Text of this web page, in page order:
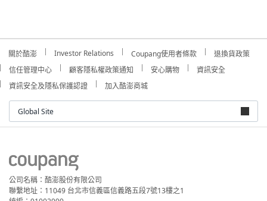
關於酷澎 Investor Relations Coupang使用者條款
退換貨政策
信任管理中心
顧客隱私權政策通知 安心購物
資訊安全
資訊安全及隱私保護認證
加入酷澎商城
Global Site
公司名稱：酷澎股份有限公司
聯繫地址：11049 台北市信義區信義路五段7號13樓之1